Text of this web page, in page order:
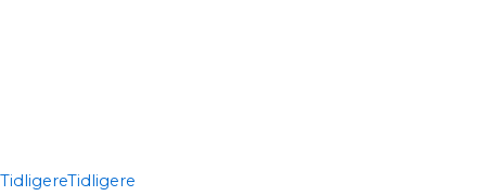
TidligereTidligere